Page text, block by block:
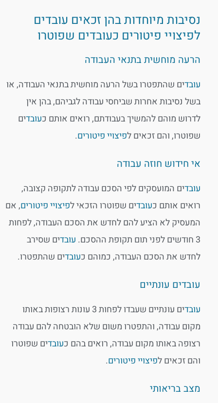
נסיבות מיוחדות בהן זכאים עובדים
לפיצויי פיטורים כעובדים שפוטרו
הרעה מוחשית בתנאי העבודה
עובדים שהתפטרו בשל הרעה מוחשית בתנאי העבודה, או
בשל נסיבות אחרות שביחסי עבודה לגביהם, בהן אין
לדרוש מוהם להמשיך בעבודתם, רואים אותם כעובדים
שפוטרו, והם זכאים לפיצויי פיטורים.
אי חידוש חוזה עבודה
עובדים המועסקים לפי הסכם עבודה לתקופה קצובה,
רואים אותם כעובדים שפוטרו הזכאי לפיצויי פיטורים, אם
המעסיק לא הציע להם לחדש את הסכם העבודה, לפחות
3 חודשים לפני תום תקופת ההסכם.
עובדים שסירב
לחדש את הסכם העבודה, כמוהם כעובדים שהתפטרו.
עובדים עונתיים
עובד
ים עונתיים שעבדו לפחות 3 עונות רצופות באותו
מקום עבודה, והתפטרו משום שלא הובטחה להם עבודה
רצופה באותו מקום עבודה, רואים בהם כעובדים שפוטרו
והם זכאים לפיצויי פיטורים.
מצב בריאותי